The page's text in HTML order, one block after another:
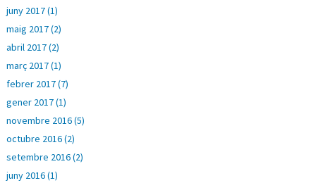
juny 2017 (1)
maig 2017 (2)
abril 2017 (2)
març 2017 (1)
febrer 2017 (7)
gener 2017 (1)
novembre 2016 (5)
octubre 2016 (2)
setembre 2016 (2)
juny 2016 (1)